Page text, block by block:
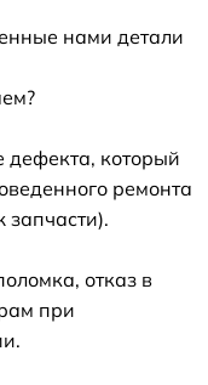
нами детали
дефекта, который
ремонта
отказ в
при